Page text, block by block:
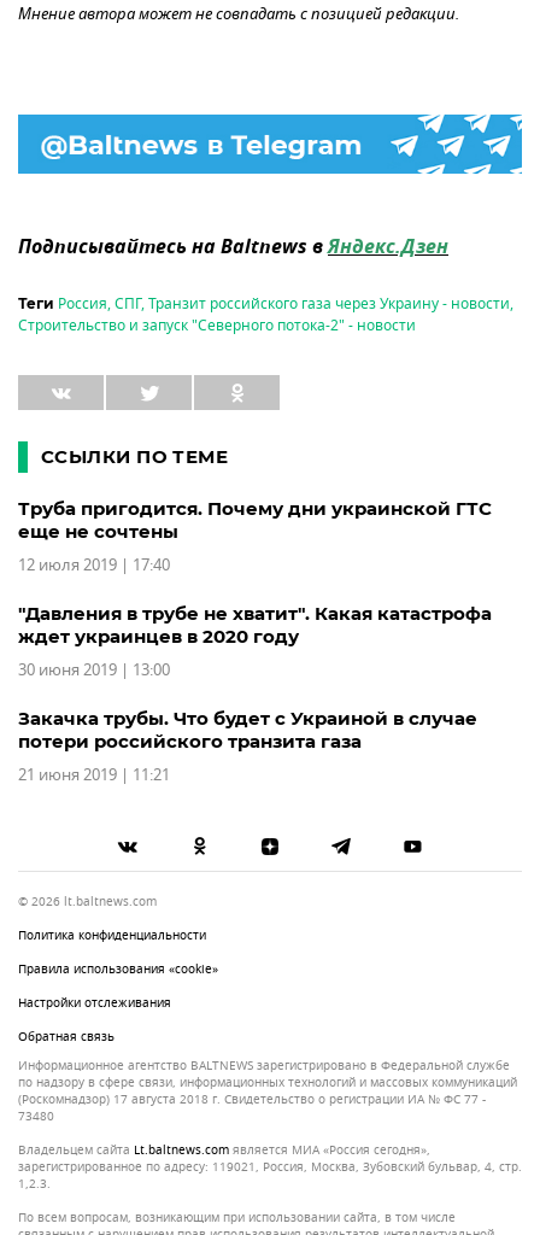
Мнение автора может не совпадать с позицией редакции.
Подписывайтесь на Baltnews вЯндекс.Дзен
Теги Россия,СПГ,Транзит российского газа через Украину - новости,
Строительство и запуск "Северного потока-2" - новости
ССЫЛКИ ПО ТЕМЕ
Труба пригодится. Почему дни украинской ГТС
еще не сочтены
12 июля 2019 | 17:40
"Давления в трубе не хватит". Какая катастрофа
ждет украинцев в 2020 году
30 июня 2019 | 13:00
Закачка трубы. Что будет с Украиной в случае
потери российского транзита газа
21 июня 2019 | 11:21
© 2026 lt.baltnews.com
Политика конфиденциальности
Правила использования «cookie»
Настройки отслеживания
Обратная связь
Информационное агентство BALTNEWS зарегистрировано в Федеральной службе
по надзору в сфере связи, информационных технологий и массовых коммуникаций
(Роскомнадзор) 17 августа 2018 г. Свидетельство о регистрации ИА № ФС 77 -
73480
Владельцем сайта lt.baltnews.com является МИА «Россия сегодня»,
зарегистрированное по адресу: 119021, Россия, Москва, Зубовский бульвар, 4, стр.
1,2.3.
По всем вопросам, возникающим при использовании сайта, в том числе